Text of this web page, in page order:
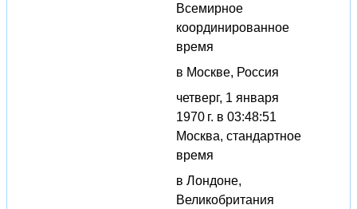
Всемирное
координированное
время
в Москве, Россия
четверг, 1 января
1970 г. в 03:48:51
Москва, стандартное
время
в Лондоне,
Великобритания